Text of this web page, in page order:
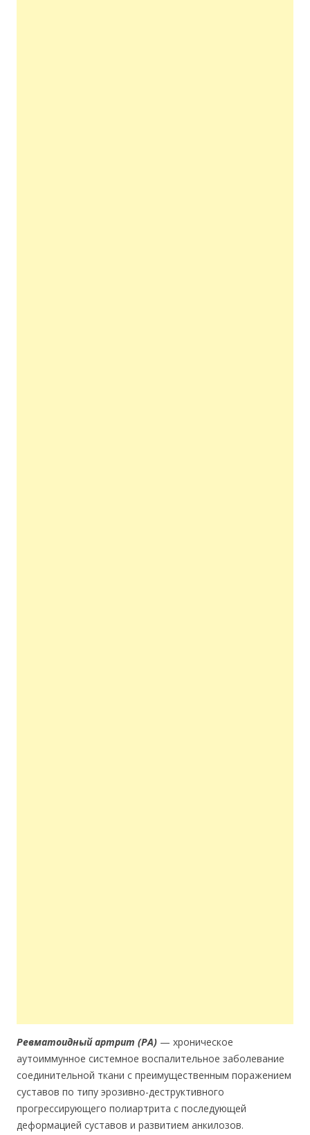
Ревматоидный артрит (РА) — хроническое
аутоиммунное системное воспалительное заболевание
соединительной ткани с преимущественным поражением
суставов по типу эрозивно-деструктивного
прогрессирующего полиартрита с последующей
деформацией суставов и развитием анкилозов.